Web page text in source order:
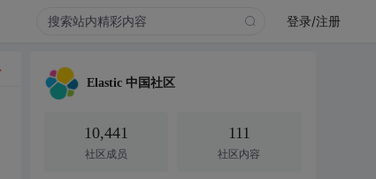
登录/注册
Elastic 中国社区
10,441
社区成员
111
社区内容